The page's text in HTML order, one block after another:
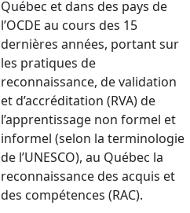
Québec et dans des pays de
l’OCDE au cours des 15
dernières années, portant sur
les pratiques de
reconnaissance, de validation
et d’accréditation (RVA) de
l’apprentissage non formel et
informel (selon la terminologie
de l’UNESCO), au Québec la
reconnaissance des acquis et
des compétences (RAC).